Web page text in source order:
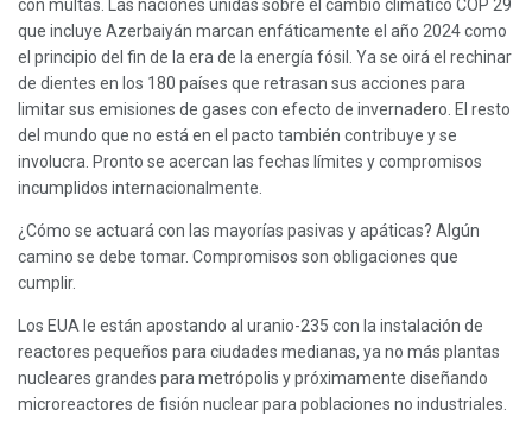
con multas. Las naciones unidas sobre el cambio climático COP 29
que incluye Azerbaiyán marcan enfáticamente el año 2024 como
el principio del fin de la era de la energía fósil. Ya se oirá el rechinar
de dientes en los 180 países que retrasan sus acciones para
limitar sus emisiones de gases con efecto de invernadero. El resto
del mundo que no está en el pacto también contribuye y se
involucra. Pronto se acercan las fechas límites y compromisos
incumplidos internacionalmente.
¿Cómo se actuará con las mayorías pasivas y apáticas? Algún
camino se debe tomar. Compromisos son obligaciones que
cumplir.
Los EUA le están apostando al uranio-235 con la instalación de
reactores pequeños para ciudades medianas, ya no más plantas
nucleares grandes para metrópolis y próximamente diseñando
microreactores de fisión nuclear para poblaciones no industriales.